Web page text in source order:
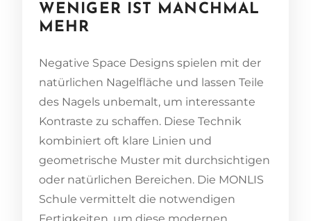
WENIGER IST MANCHMAL
MEHR
Negative Space Designs spielen mit der
natürlichen Nagelfläche und lassen Teile
des Nagels unbemalt, um interessante
Kontraste zu schaffen. Diese Technik
kombiniert oft klare Linien und
geometrische Muster mit durchsichtigen
oder natürlichen Bereichen. Die MONLIS
Schule vermittelt die notwendigen
Fertigkeiten, um diese modernen